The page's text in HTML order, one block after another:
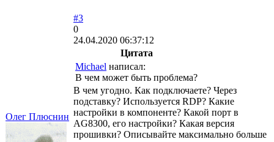
Олег Плюснин
#3
0
24.04.2020 06:37:12
Цитата
Michael написал:
В чем может быть проблема?
В чем угодно. Как подключаете? Через
подставку? Используется RDP? Какие
настройки в компоненте? Какой порт в
AG8300, его настройки? Какая версия
прошивки? Описывайте максимально больше